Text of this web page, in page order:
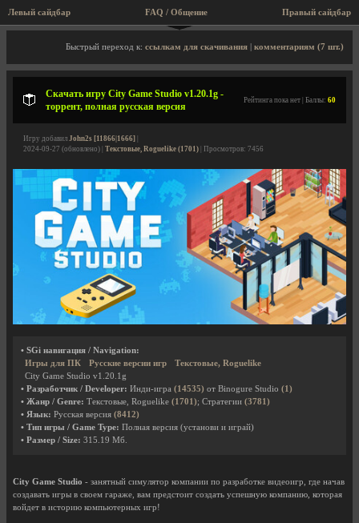
Левый сайдбар Правый сайдбар
FAQ / Общение
Описание игры, торрент, скриншоты, видео
Быстрый переход к: ссылкам для скачивания комментариям (7 шт.)
Скачать игру City Game Studio v1.20.1g -
торрент, полная русская версия
Рейтинга пока нет | Баллы: 60
Игру добавил John2s [11866|1666]
2024-09-27 (обновлено) | Текстовые, Roguelike (1701) | Просмотров: 7456
• SGi навигация / Navigation:
Игры для ПК
Русские версии игр
Текстовые, Roguelike
City Game Studio v1.20.1g
• Разработчик / Developer: Инди-игра (14535) от Binogure Studio (1)
• Жанр / Genre: Текстовые, Roguelike (1701); Стратегии (3781)
• Язык: Русская версия (8412)
• Тип игры / Game Type: Полная версия (установи и играй)
• Размер / Size: 315.19 Мб.
City Game Studio - занятный симулятор компании по разработке видеоигр, где начав
создавать игры в своем гараже, вам предстоит создать успешную компанию, которая
войдет в историю компьютерных игр!